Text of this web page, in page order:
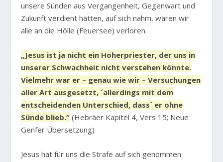
unsere Sünden aus Vergangenheit, Gegenwart und
Zukunft verdient hätten, auf sich nahm, wären wir
alle an die Hölle (Feuersee) verloren.
„Jesus ist ja nicht ein Hoherpriester, der uns in
unserer Schwachheit nicht verstehen könnte.
Vielmehr war er – genau wie wir – Versuchungen
aller Art ausgesetzt, ´allerdings mit dem
entscheidenden Unterschied, dass` er ohne
Sünde blieb.“ (Hebräer Kapitel 4, Vers 15; Neue
Genfer Übersetzung)
Jesus hat für uns die Strafe auf sich genommen.